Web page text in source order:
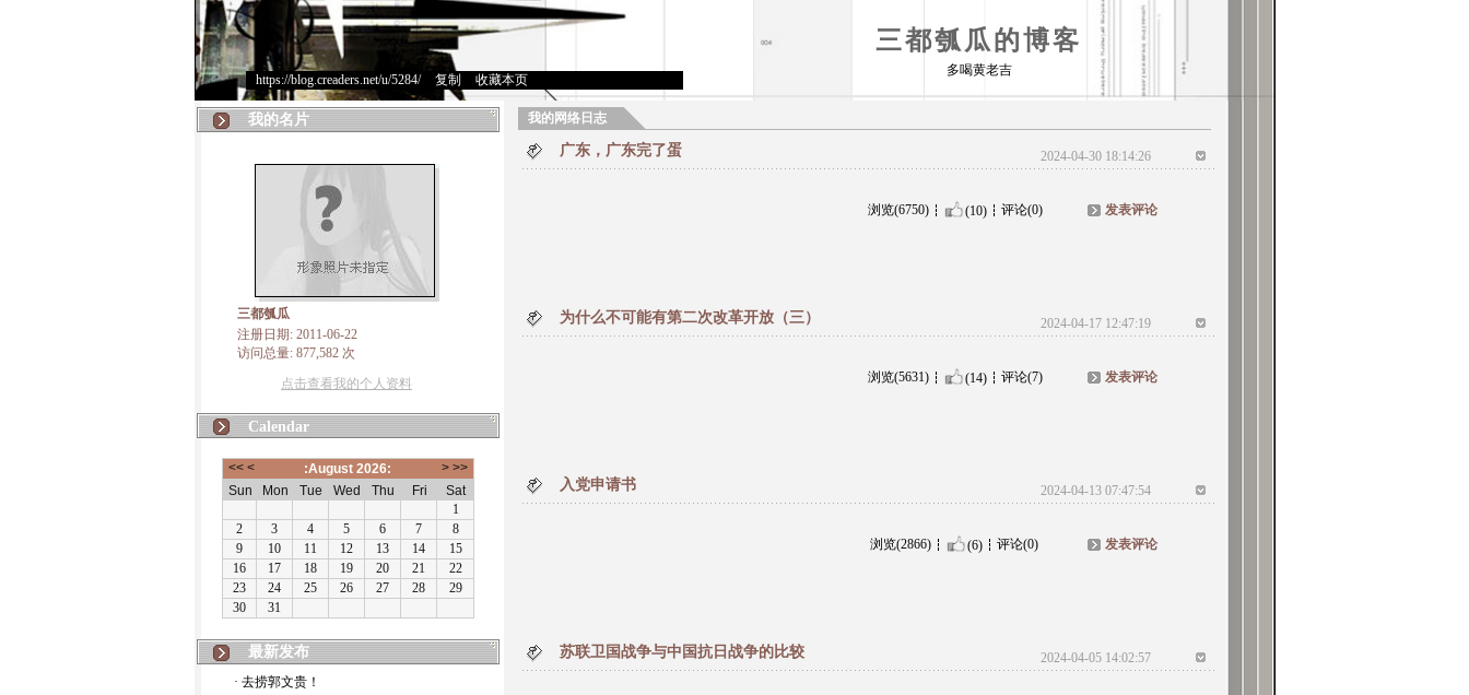
三都瓠瓜的博客
https://blog.creaders.net/u/5284/> 复制 收藏本页
多喝黄老吉
我的名片
三都瓠瓜
注册日期: 2011-06-22
访问总量: 877,582 次
点击查看我的个人资料
Calendar
最新发布
· 去捞郭文贵！
我的网络日志
广东，广东完了蛋 2024-04-30 18:14:26
浏览(6750) (10) 评论(0) 发表评论
为什么不可能有第二次改革开放（三） 2024-04-17 12:47:19
浏览(5631) (14) 评论(7) 发表评论
入党申请书 2024-04-13 07:47:54
浏览(2866) (6) 评论(0) 发表评论
苏联卫国战争与中国抗日战争的比较 2024-04-05 14:02:57